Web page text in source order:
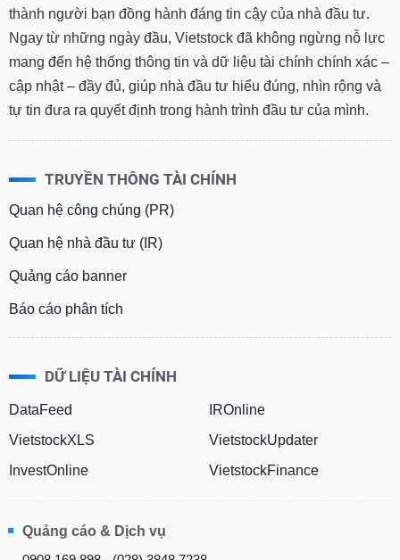
thành người bạn đồng hành đáng tin cậy của nhà đầu tư.
Ngay từ những ngày đầu, Vietstock đã không ngừng nỗ lực
mang đến hệ thống thông tin và dữ liệu tài chính chính xác –
cập nhật – đầy đủ, giúp nhà đầu tư hiểu đúng, nhìn rộng và
tự tin đưa ra quyết định trong hành trình đầu tư của mình.
TRUYỀN THÔNG TÀI CHÍNH
Quan hệ công chúng (PR)
Quan hệ nhà đầu tư (IR)
Quảng cáo banner
Báo cáo phân tích
DỮ LIỆU TÀI CHÍNH
DataFeed
VietstockXLS
InvestOnline
IROnline
VietstockUpdater
VietstockFinance
Quảng cáo & Dịch vụ